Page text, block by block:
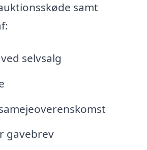
samt
selvsalg
gavebrev